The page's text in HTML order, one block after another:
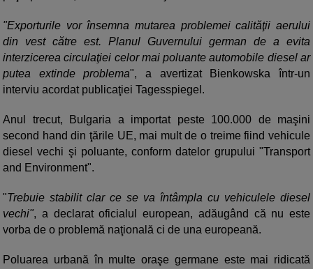
"Exporturile vor însemna mutarea problemei calităţii aerului
din vest către est. Planul Guvernului german de a evita
interzicerea circulaţiei celor mai poluante automobile diesel ar
putea extinde problema", a avertizat Bienkowska într-un
interviu acordat publicaţiei Tagesspiegel.
Anul trecut, Bulgaria a importat peste 100.000 de maşini
second hand din ţările UE, mai mult de o treime fiind vehicule
diesel vechi şi poluante, conform datelor grupului "Transport
and Environment".
"Trebuie stabilit clar ce se va întâmpla cu vehiculele diesel
vechi", a declarat oficialul european, adăugând că nu este
vorba de o problemă naţională ci de una europeană.
Poluarea urbană în multe oraşe germane este mai ridicată